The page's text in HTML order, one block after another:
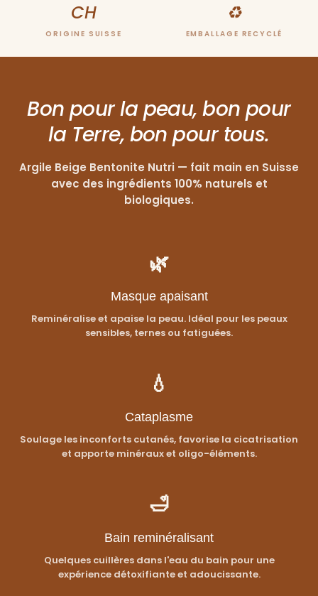
CH
ORIGINE SUISSE
♻
EMBALLAGE RECYCLÉ
Bon pour la peau, bon pour
la Terre, bon pour tous.
Argile Beige Bentonite Nutri — fait main en Suisse
avec des ingrédients 100% naturels et
biologiques.
🌿
Masque apaisant
Reminéralise et apaise la peau. Idéal pour les peaux
sensibles, ternes ou fatiguées.
💧
Cataplasme
Soulage les inconforts cutanés, favorise la cicatrisation
et apporte minéraux et oligo-éléments.
🛁
Bain reminéralisant
Quelques cuillères dans l'eau du bain pour une
expérience détoxifiante et adoucissante.